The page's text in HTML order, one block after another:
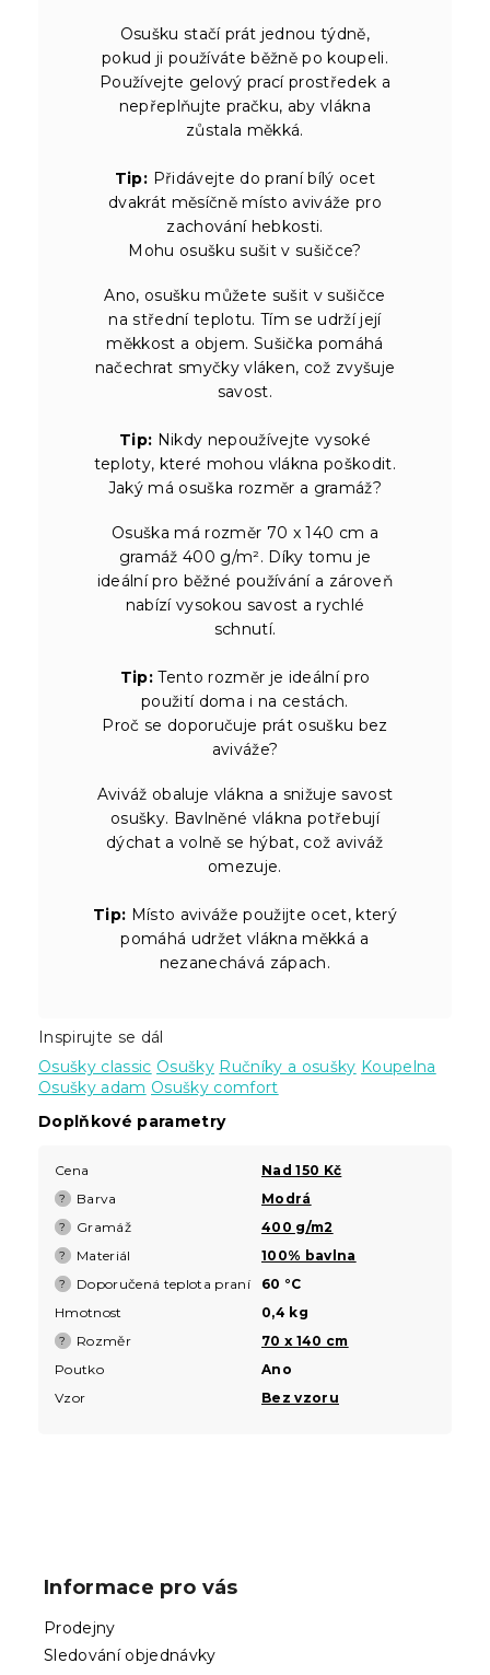
Osušku stačí prát jednou týdně,
pokud ji používáte běžně po koupeli.
Používejte gelový prací prostředek a
nepřeplňujte pračku, aby vlákna
zůstala měkká.
Tip: Přidávejte do praní bílý ocet
dvakrát měsíčně místo aviváže pro
zachování hebkosti.
Mohu osušku sušit v sušičce?
Ano, osušku můžete sušit v sušičce
na střední teplotu. Tím se udrží její
měkkost a objem. Sušička pomáhá
načechrat smyčky vláken, což zvyšuje
savost.
Tip: Nikdy nepoužívejte vysoké
teploty, které mohou vlákna poškodit.
Jaký má osuška rozměr a gramáž?
Osuška má rozměr 70 x 140 cm a
gramáž 400 g/m². Díky tomu je
ideální pro běžné používání a zároveň
nabízí vysokou savost a rychlé
schnutí.
Tip: Tento rozměr je ideální pro
použití doma i na cestách.
Proč se doporučuje prát osušku bez
aviváže?
Aviváž obaluje vlákna a snižuje savost
osušky. Bavlněné vlákna potřebují
dýchat a volně se hýbat, což aviváž
omezuje.
Tip: Místo aviváže použijte ocet, který
pomáhá udržet vlákna měkká a
nezanechává zápach.
Inspirujte se dál
Osušky classic Osušky Ručníky a osušky Koupelna
Osušky adam Osušky comfort
Doplňkové parametry
Cena Nad 150 Kč
? Barva Modrá
? Gramáž 400 g/m2
? Materiál 100% bavlna
? Doporučená teplota praní
60 °C
Hmotnost
0,4 kg
? Rozměr
70 x 140 cm
Poutko
Ano
Vzor
Bez vzoru
Informace pro vás
Prodejny
Sledování objednávky